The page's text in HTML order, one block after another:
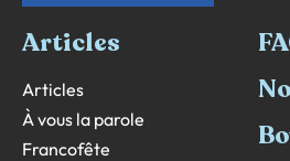
Articles
Articles
À vous la parole
Francofête